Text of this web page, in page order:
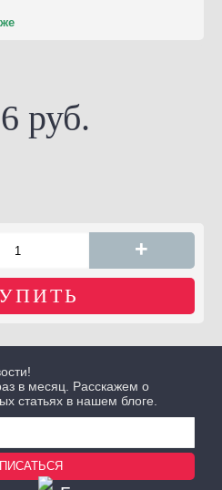
руб.
+
в месяц. Расскажем о
статьях в нашем блоге.